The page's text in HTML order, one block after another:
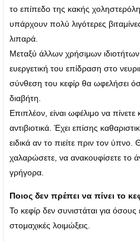
το επίπεδο της κακής
υπάρχουν πολύ λιγότερες
λιπαρά.
Μεταξύ άλλων χρήσιμων
ευεργετική του επίδραση στο
σύνθεση του κεφίρ θα ωφελήσει
διαβήτη.
Επιπλέον, είναι ωφέλιμο να
αντιβιοτικά. Έχει επίσης
ειδικά αν το πιείτε πριν τον
χαλαρώσετε, να ανακουφίσετε το
γρήγορα.
Ποιος δεν πρέπει να πίνει το
Το κεφίρ δεν συνιστάται για όσους
στομαχικές λοιμώξεις.